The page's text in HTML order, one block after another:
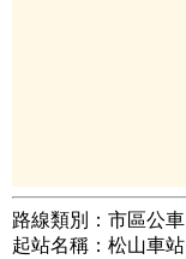
路線類別：市區公車
起站名稱：松山車站